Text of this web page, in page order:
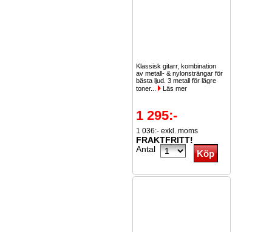
Klassisk gitarr, kombination
av metall- & nylonsträngar för
bästa ljud. 3 metall för lägre
toner...
Läs mer
1 295:-
1 036:- exkl. moms
FRAKTFRITT!
Antal